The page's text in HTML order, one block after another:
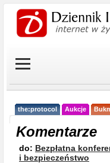
the:protocol Aukcje
Komentarze
do: Bezpłatna
i bezpieczeństwo